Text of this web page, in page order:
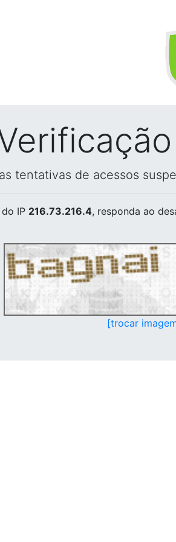
tentativas de acessos
do IP 216.73.216.4, responda ao
[trocar